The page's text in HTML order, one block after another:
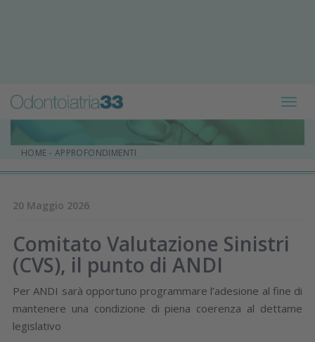
HOME - APPROFONDIMENTI
20 Maggio 2026
Comitato Valutazione Sinistri
(CVS), il punto di ANDI
Per ANDI sarà opportuno programmare l’adesione al fine di
mantenere una condizione di piena coerenza al dettame
legislativo